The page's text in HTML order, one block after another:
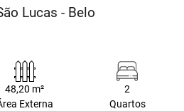
Lucas - Belo
48,20 m²
Externa
2
Quartos